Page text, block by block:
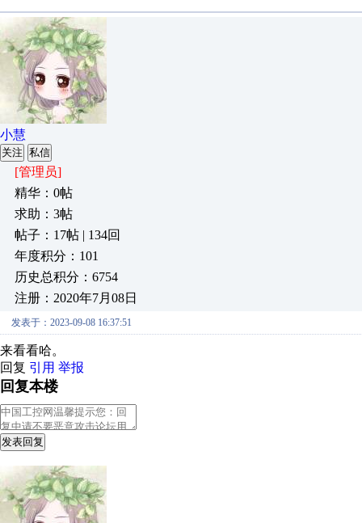
小慧
关注 私信
[管理员]
精华：0帖
求助：3帖
帖子：17帖 | 134回
年度积分：101
历史总积分：6754
注册：2020年7月08日
发表于：2023-09-08 16:37:51
来看看哈。
回复 引用 举报
回复本楼
发表回复